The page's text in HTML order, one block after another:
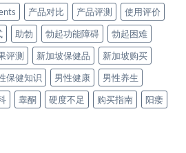
产品对比 产品评测
使用评价
助勃 勃起功能障碍
勃起困难
评测 新加坡保健品
新加坡购买
保健知识 男性健康
男性养生
睾酮 硬度不足 购买指南 阳痿